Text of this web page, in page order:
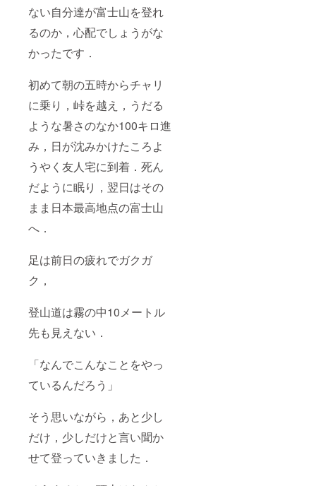
ない自分達が富士山を登れ
るのか，心配でしょうがな
かったです．
初めて朝の五時からチャリ
に乗り，峠を越え，うだる
ような暑さのなか100キロ進
み，日が沈みかけたころよ
うやく友人宅に到着．死ん
だように眠り，翌日はその
まま日本最高地点の富士山
へ．
足は前日の疲れでガクガ
ク，
登山道は霧の中10メートル
先も見えない．
「なんでこんなことをやっ
ているんだろう」
そう思いながら，あと少し
だけ，少しだけと言い聞か
せて登っていきました．